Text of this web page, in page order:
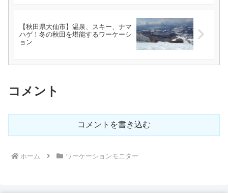
【秋田県大仙市】温泉、スキー、ナマ
ハゲ！冬の秋田を堪能するワーケーシ
ョン
コメント
コメントを書き込む
ホーム ワーケーションモニター